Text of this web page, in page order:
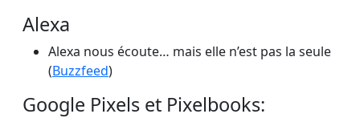
Alexa
Alexa nous écoute… mais elle n’est pas la seule
(Buzzfeed)
Google Pixels et Pixelbooks: